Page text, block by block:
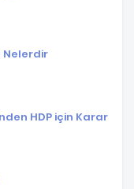
Nelerdir
HDP için Karar